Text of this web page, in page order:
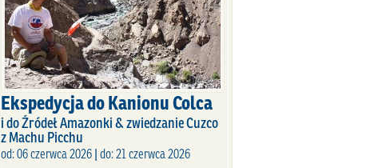
Ekspedycja do Kanionu Colca
i do Źródeł Amazonki & zwiedzanie Cuzco
z Machu Picchu
od: 06 czerwca 2026 | do: 21 czerwca 2026